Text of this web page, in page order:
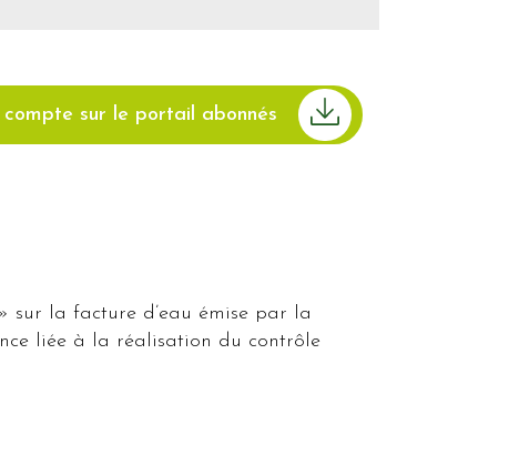
sur le portail abonnés
sur la facture d’eau émise par la
liée à la réalisation du contrôle